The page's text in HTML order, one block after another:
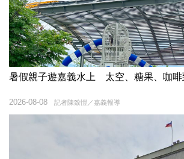
暑假親子遊嘉義水上 太空、糖果、咖啡
記者陳致愷／嘉義報導
2026-08-08